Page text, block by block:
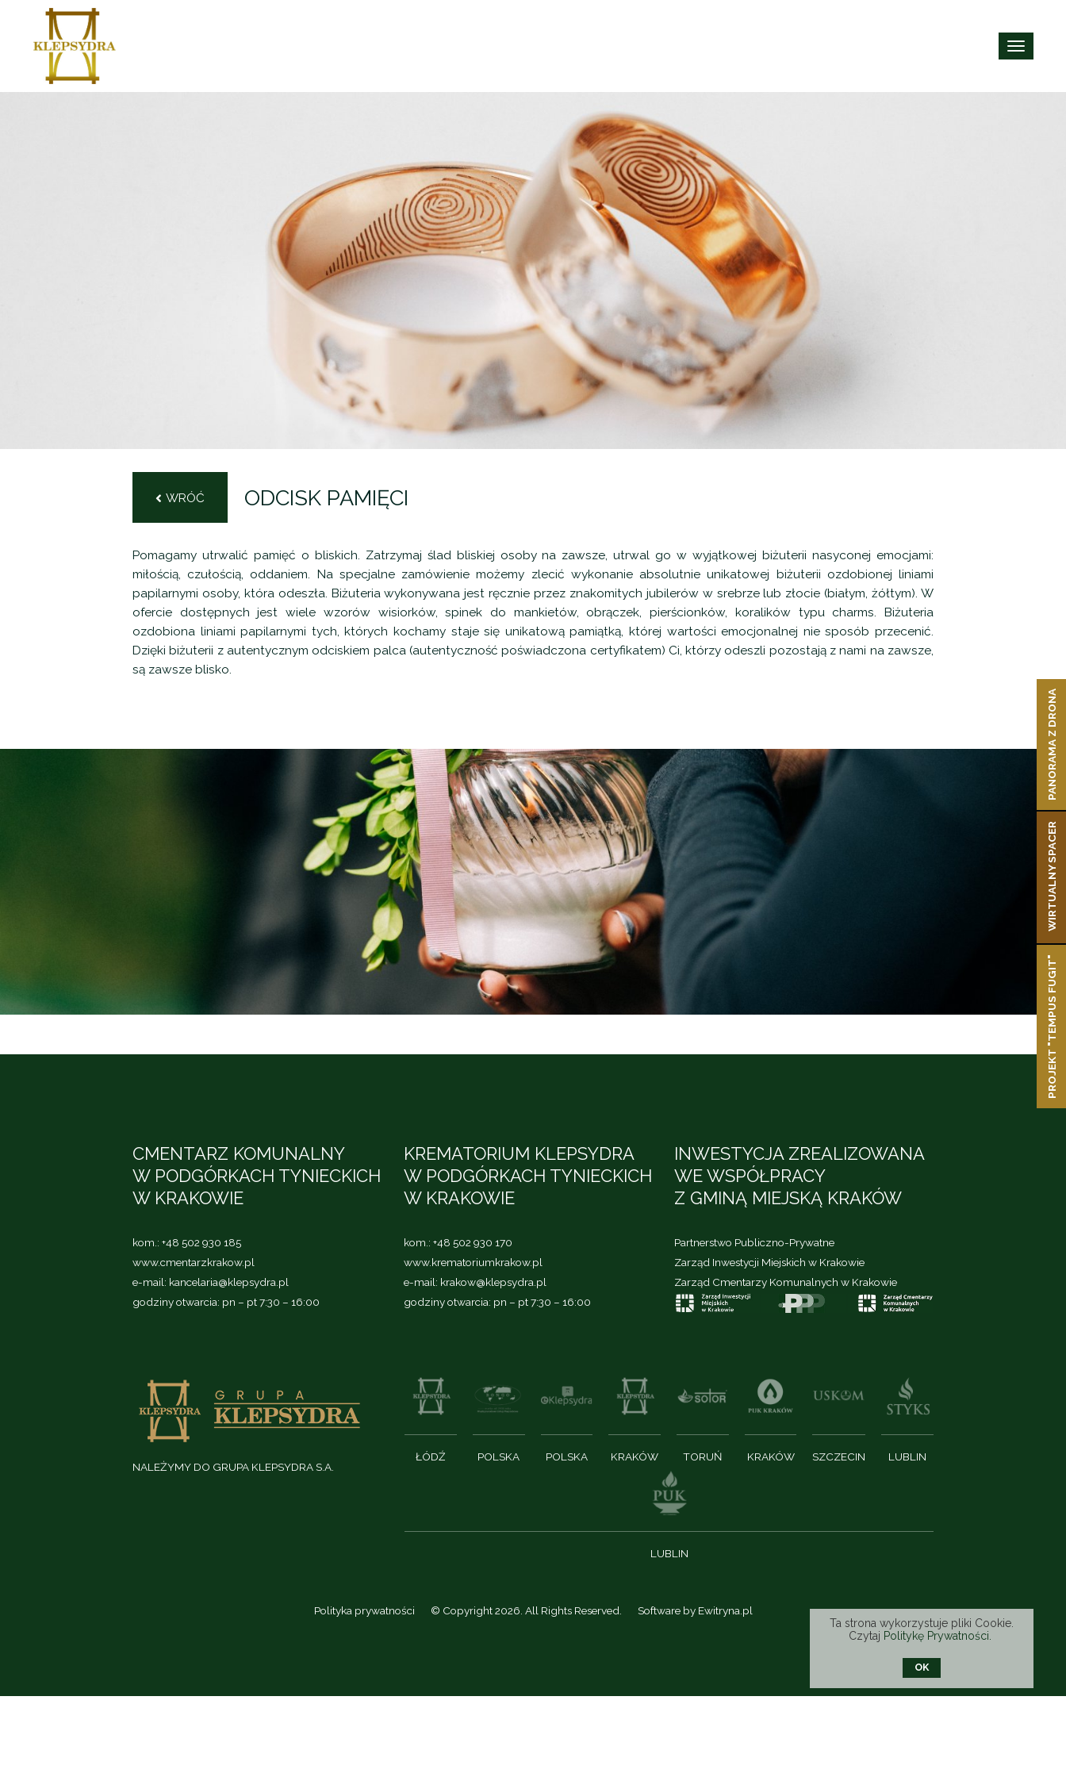
WRÓĆ ODCISK PAMIĘCI
Pomagamy utrwalić pamięć o bliskich. Zatrzymaj ślad bliskiej osoby na zawsze, utrwal go w wyjątkowej biżuterii nasyconej emocjami:
miłością, czułością, oddaniem. Na specjalne zamówienie możemy zlecić wykonanie absolutnie unikatowej biżuterii ozdobionej liniami
papilarnymi osoby, która odeszła. Biżuteria wykonywana jest ręcznie przez znakomitych jubilerów w srebrze lub złocie (białym, żółtym). W
ofercie dostępnych jest wiele wzorów wisiorków, spinek do mankietów, obrączek, pierścionków, koralików typu charms. Biżuteria
ozdobiona liniami papilarnymi tych, których kochamy staje się unikatową pamiątką, której wartości emocjonalnej nie sposób przecenić.
Dzięki biżuterii z autentycznym odciskiem palca (autentyczność poświadczona certyfikatem) Ci, którzy odeszli pozostają z nami na zawsze,
są zawsze blisko.
CMENTARZ KOMUNALNY
W PODGÓRKACH TYNIECKICH
W KRAKOWIE
kom.: +48 502 930 185
www.cmentarzkrakow.pl
e-mail: kancelaria@klepsydra.pl
godziny otwarcia: pn – pt 7:30 – 16:00
KREMATORIUM KLEPSYDRA
W PODGÓRKACH TYNIECKICH
W KRAKOWIE
kom.: +48 502 930 170
www.krematoriumkrakow.pl
e-mail: krakow@klepsydra.pl
godziny otwarcia: pn – pt 7:30 – 16:00
INWESTYCJA ZREALIZOWANA
WE WSPÓŁPRACY
Z GMINĄ MIEJSKĄ KRAKÓW
Partnerstwo Publiczno-Prywatne
Zarząd Inwestycji Miejskich w Krakowie
Zarząd Cmentarzy Komunalnych w Krakowie
NALEŻYMY DO GRUPA KLEPSYDRA S.A.
ŁÓDŹ POLSKA POLSKA KRAKÓW TORUŃ KRAKÓW SZCZECIN LUBLIN
LUBLIN
Polityka prywatności © Copyright 2026. All Rights Reserved. Software by Ewitryna.pl
PROJEKT "TEMPUS FUGIT"
WIRTUALNY SPACER
PANORAMA Z DRONA
Ta strona wykorzystuje pliki Cookie.
Czytaj Politykę Prywatności.
OK